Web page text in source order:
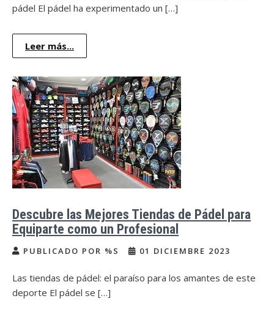
pádel El pádel ha experimentado un […]
Leer más...
Descubre las Mejores Tiendas de Pádel para
Equiparte como un Profesional
PUBLICADO POR %S 01 DICIEMBRE 2023
Las tiendas de pádel: el paraíso para los amantes de este
deporte El pádel se […]